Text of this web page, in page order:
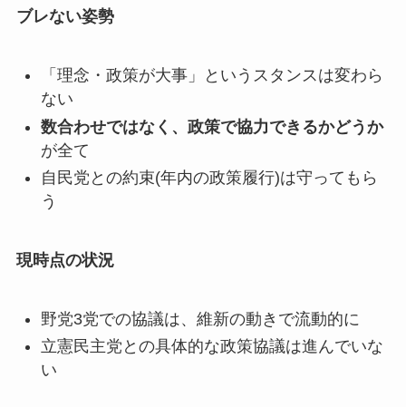
ブレない姿勢
「理念・政策が大事」というスタンスは変わら
ない
数合わせではなく、政策で協力できるかどうか
が全て
自民党との約束(年内の政策履行)は守ってもら
う
現時点の状況
野党3党での協議は、維新の動きで流動的に
立憲民主党との具体的な政策協議は進んでいな
い